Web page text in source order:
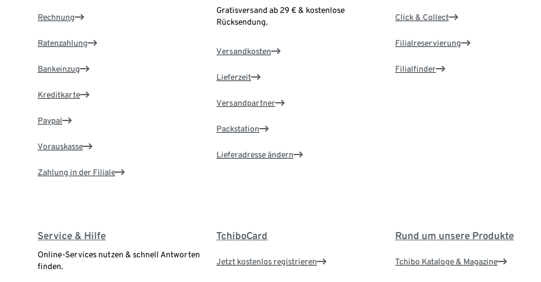
Rechnung
Ratenzahlung
Bankeinzug
Kreditkarte
Paypal
Vorauskasse
Zahlung in der Filiale
Gratisversand ab 29 € & kostenlose
Rücksendung.
Versandkosten
Lieferzeit
Versandpartner
Packstation
Lieferadresse ändern
Click & Collect
Filialreservierung
Filialfinder
Service & Hilfe
Online-Services nutzen & schnell Antworten
finden.
TchiboCard
Jetzt kostenlos registrieren
Rund um unsere Produkte
Tchibo Kataloge & Magazine